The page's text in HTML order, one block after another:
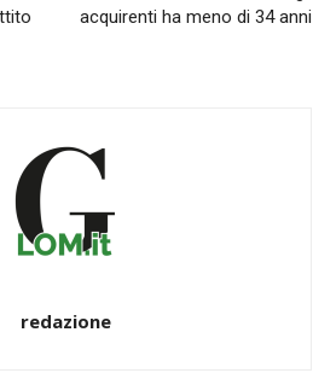
acquirenti ha meno di 34 anni
redazione